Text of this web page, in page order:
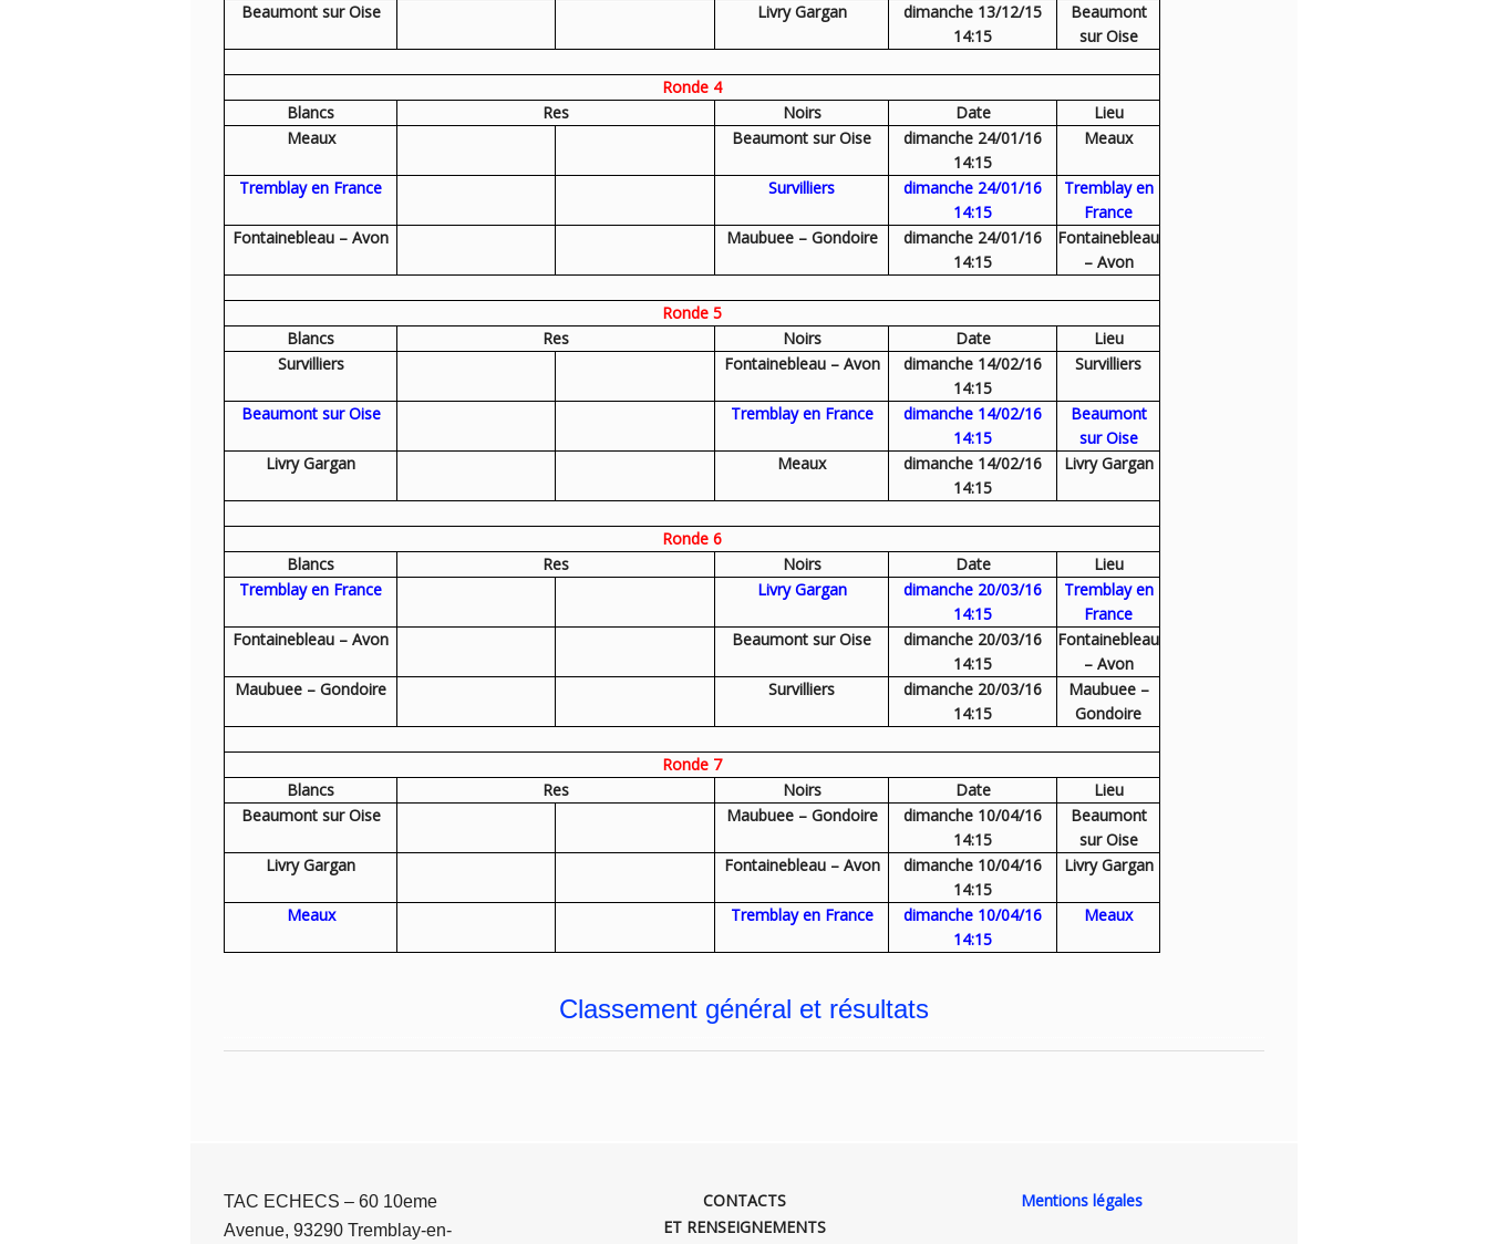
Beaumont sur Oise Livry Gargan
dimanche 13/12/15
14:15
Beaumont
sur Oise
Ronde 4
Blancs
Res Noirs Date
Lieu
Meaux
Beaumont sur Oise
dimanche 24/01/16
14:15
Meaux
Tremblay en France Survilliers
dimanche 24/01/16
14:15
Tremblay en
France
Fontainebleau – Avon
Maubuee – Gondoire
dimanche 24/01/16
14:15
Fontainebleau
– Avon
Ronde 5
Blancs
Res Noirs Date
Lieu
Survilliers
Fontainebleau – Avon
dimanche 14/02/16
14:15
Survilliers
Beaumont sur Oise Tremblay en France
dimanche 14/02/16
14:15
Beaumont
sur Oise
Livry Gargan
Meaux
dimanche 14/02/16
14:15
Livry Gargan
Ronde 6
Blancs
Res Noirs Date
Lieu
Tremblay en France
Livry Gargan
dimanche 20/03/16
14:15
Tremblay en
France
Fontainebleau – Avon
Beaumont sur Oise
dimanche 20/03/16
14:15
Fontainebleau
– Avon
Maubuee – Gondoire
Survilliers
dimanche 20/03/16
14:15
Maubuee –
Gondoire
Ronde 7
Blancs
Res Noirs Date
Lieu
Beaumont sur Oise
Maubuee – Gondoire
dimanche 10/04/16
14:15
Beaumont
sur Oise
Livry Gargan
Fontainebleau – Avon
dimanche 10/04/16
14:15
Livry Gargan
Meaux Tremblay en France
dimanche 10/04/16
14:15
Meaux
Classement général et résultats
TAC ECHECS – 60 10eme
Avenue, 93290 Tremblay-en-
CONTACTS
ET RENSEIGNEMENTS
Mentions légales